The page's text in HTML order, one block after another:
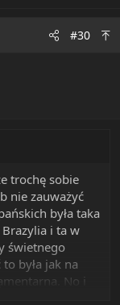
#30
trochę sobie
nie zauważyć
była taka
i ta w
świetnego
była jak na
No i